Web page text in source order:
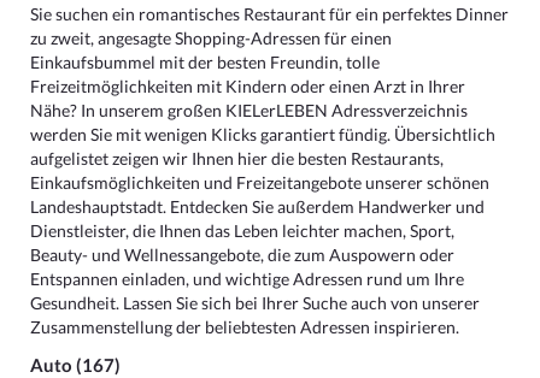
Sie suchen ein romantisches Restaurant für ein perfektes Dinner
zu zweit, angesagte Shopping-Adressen für einen
Einkaufsbummel mit der besten Freundin, tolle
Freizeitmöglichkeiten mit Kindern oder einen Arzt in Ihrer
Nähe? In unserem großen KIELerLEBEN Adressverzeichnis
werden Sie mit wenigen Klicks garantiert fündig. Übersichtlich
aufgelistet zeigen wir Ihnen hier die besten Restaurants,
Einkaufsmöglichkeiten und Freizeitangebote unserer schönen
Landeshauptstadt. Entdecken Sie außerdem Handwerker und
Dienstleister, die Ihnen das Leben leichter machen, Sport,
Beauty- und Wellnessangebote, die zum Auspowern oder
Entspannen einladen, und wichtige Adressen rund um Ihre
Gesundheit. Lassen Sie sich bei Ihrer Suche auch von unserer
Zusammenstellung der beliebtesten Adressen inspirieren.
Auto (167)